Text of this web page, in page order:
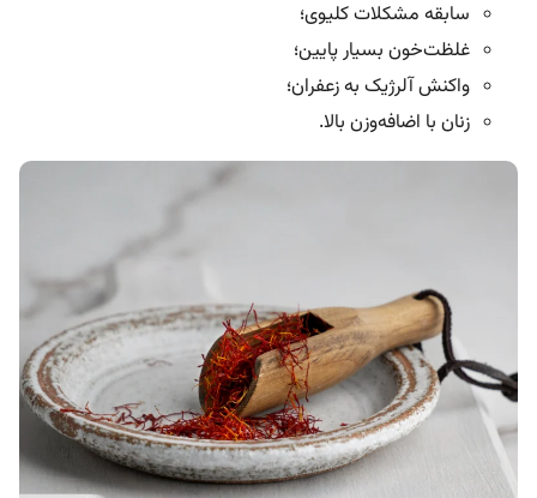
سابقه مشکلات کلیوی؛
غلظت‌خون بسیار پایین؛
واکنش آلرژیک به زعفران؛
زنان با اضافه‌وزن بالا.